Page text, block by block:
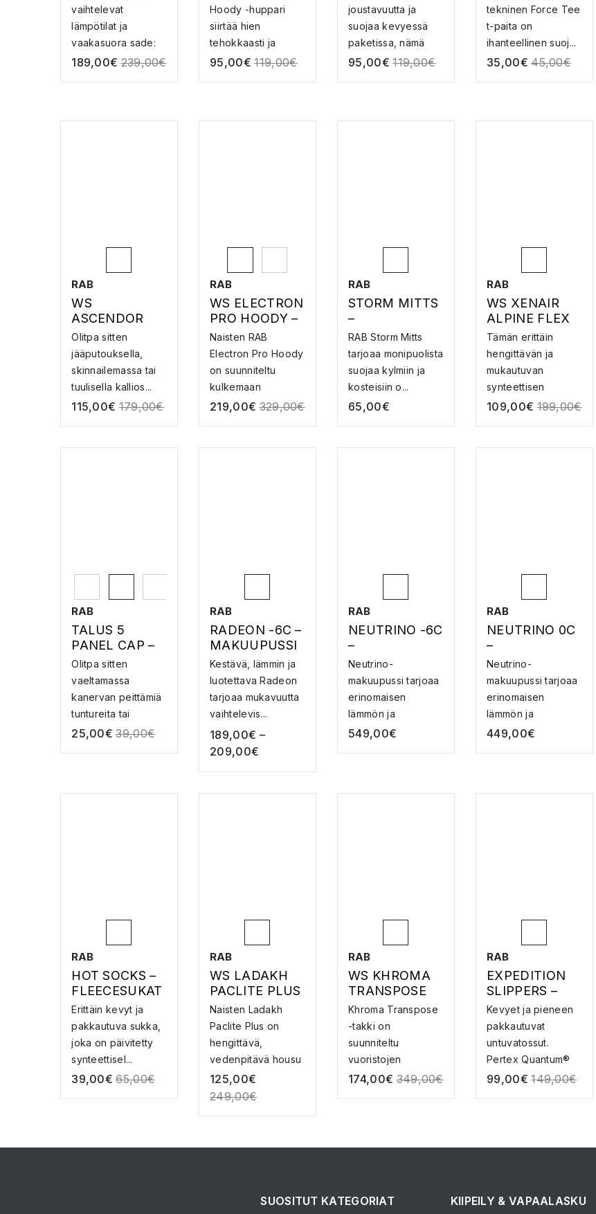
vaihtelevat
lämpötilat ja
vaakasuora sade:
sesongin...
189,00€ 239,00€
FLEECEHUPPA
RI
Hoody -huppari
siirtää hien
tehokkaasti ja
kuivuu n...
95,00€ 119,00€
HOUSUT
joustavuutta ja
suojaa kevyessä
paketissa, nämä
tekni...
95,00€ 119,00€
tekninen Force Tee
t-paita on
ihanteellinen suoj...
35,00€ 45,00€
RAB
WS
ASCENDOR
SUMMIT
HOODY –
FLEECE-
Olitpa sitten
jääputouksella,
skinnailemassa tai
tuulisella kallios...
115,00€ 179,00€
RAB
WS ELECTRON
PRO HOODY –
UNTUVATAKKI
Naisten RAB
Electron Pro Hoody
on suunniteltu
kulkemaan
mukanasi ka...
219,00€ 329,00€
RAB
STORM MITTS
–
VEDENPITÄVÄ
T RUKKASET
RAB Storm Mitts
tarjoaa monipuolista
suojaa kylmiin ja
kosteisiin o...
65,00€
RAB
WS XENAIR
ALPINE FLEX
JACKET –
KUITUTAKKI
Tämän erittäin
hengittävän ja
mukautuvan
synteettisen
eristetyn tak...
109,00€ 199,00€
RAB
TALUS 5
PANEL CAP –
JUOKSULIPPIS
Olitpa sitten
vaeltamassa
kanervan peittämiä
tuntureita tai
juoksem...
25,00€ 39,00€
RAB
RADEON -6C –
MAKUUPUSSI
Kestävä, lämmin ja
luotettava Radeon
tarjoaa mukavuutta
vaihtelevis...
189,00€ –
209,00€
RAB
NEUTRINO -6C
–
MAKUUPUSSI
Neutrino-
makuupussi tarjoaa
erinomaisen
lämmön ja
kestävyyden
549,00€
RAB
NEUTRINO 0C
–
MAKUUPUSSI
Neutrino-
makuupussi tarjoaa
erinomaisen
lämmön ja
kestävyyden
449,00€
RAB
HOT SOCKS –
FLEECESUKAT
Erittäin kevyt ja
pakkautuva sukka,
joka on päivitetty
synteettisel...
39,00€ 65,00€
RAB
WS LADAKH
PACLITE PLUS
PANTS –
KUORIHOUSU
T
Naisten Ladakh
Paclite Plus on
hengittävä,
vedenpitävä housu
ja se ...
125,00€
249,00€
RAB
WS KHROMA
TRANSPOSE
JACKET –
LASKETTELUT
AKKI
Khroma Transpose
-takki on
suunniteltu
vuoristojen
tutkimiseen talv...
174,00€ 349,00€
RAB
EXPEDITION
SLIPPERS –
UNTUVASUKA
T
Kevyet ja pieneen
pakkautuvat
untuvatossut.
Pertex Quantum®
pä...
99,00€ 149,00€
SUOSITUT KATEGORIAT KIIPEILY & VAPAALASKU